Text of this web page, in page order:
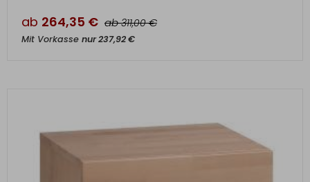
ab 264,35 € ab 311,00€
Mit Vorkasse nur237,92€